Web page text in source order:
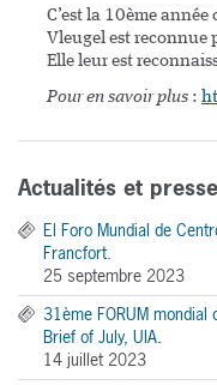
C’est la 10ème
Vleugel est reconnue
Elle leur est
Pour en savoir plus :
Actualités et presse
El Foro Mundial de
Francfort.
25 septembre 2023
31ème FORUM mondial
Brief of July, UIA.
14 juillet 2023